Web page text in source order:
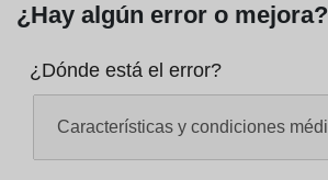
¿Hay algún error o mejora?
¿Dónde está el error?